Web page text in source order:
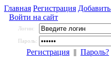
Главная Регистрация
Войти на сайт
Логин:
Пароль:
Регистрация || Пароль?